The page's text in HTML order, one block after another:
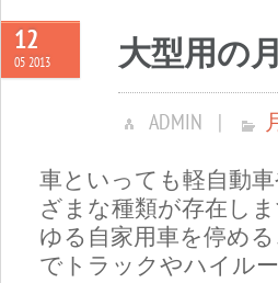
12
05 2013 大型用の
ADMIN
車といっても軽自動
ざまな種類が存在し
ゆる自家用車を停め
でトラックやハイル